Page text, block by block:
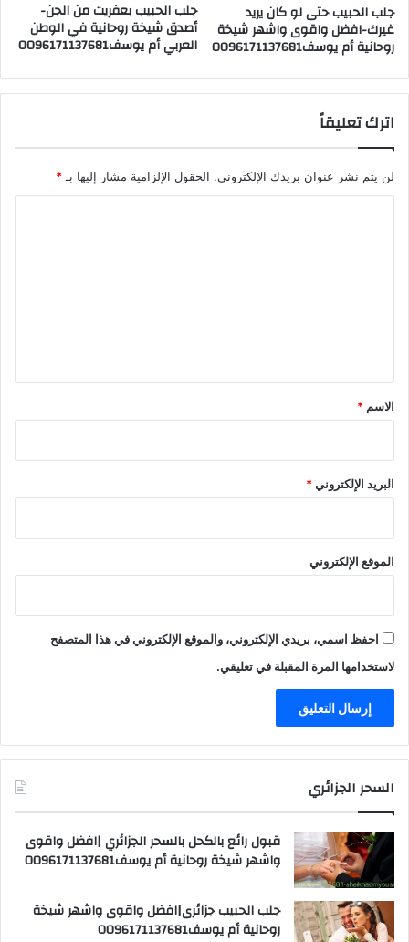
جلب الحبيب حتى لو كان يريد
غيرك-افضل واقوى واشهر شيخة
روحانية أم يوسف0096171137681
جلب الحبيب بعفريت من الجن-
أصدق شيخة روحانية في الوطن
العربي أم يوسف0096171137681
اترك تعليقاً
لن يتم نشر عنوان بريدك الإلكتروني. الحقول الإلزامية مشار إليها بـ*
*
الاسم *
البريد الإلكتروني*
الموقع الإلكتروني
احفظ اسمي، بريدي الإلكتروني، والموقع الإلكتروني في هذا المتصفح
لاستخدامها المرة المقبلة في تعليقي.
السحر الجزائري
قبول رائع بالكحل بالسحر الجزائري |افضل واقوى
واشهر شيخة روحانية أم يوسف0096171137681
جلب الحبيب جزائرى|افضل واقوى واشهر شيخة
روحانية أم يوسف0096171137681